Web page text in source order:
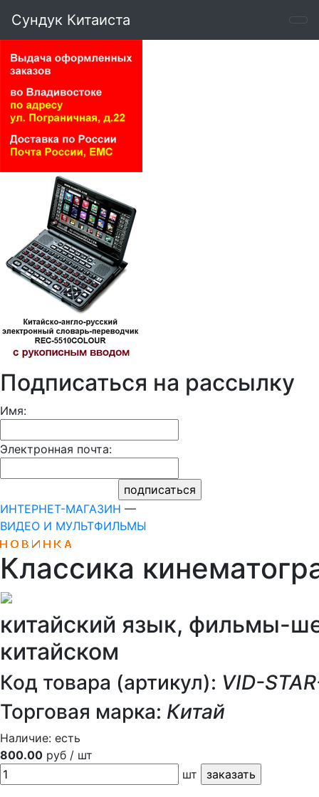
Сундук Китаиста
Подписаться на рассылку
Имя:
Электронная почта:
ИНТЕРНЕТ-МАГАЗИН —
ВИДЕО И МУЛЬТФИЛЬМЫ
Классика
китайский язык, фильмы-
китайском
Код товара (артикул): VID-
Торговая марка: Китай
Наличие: есть
800.00 руб / шт
шт